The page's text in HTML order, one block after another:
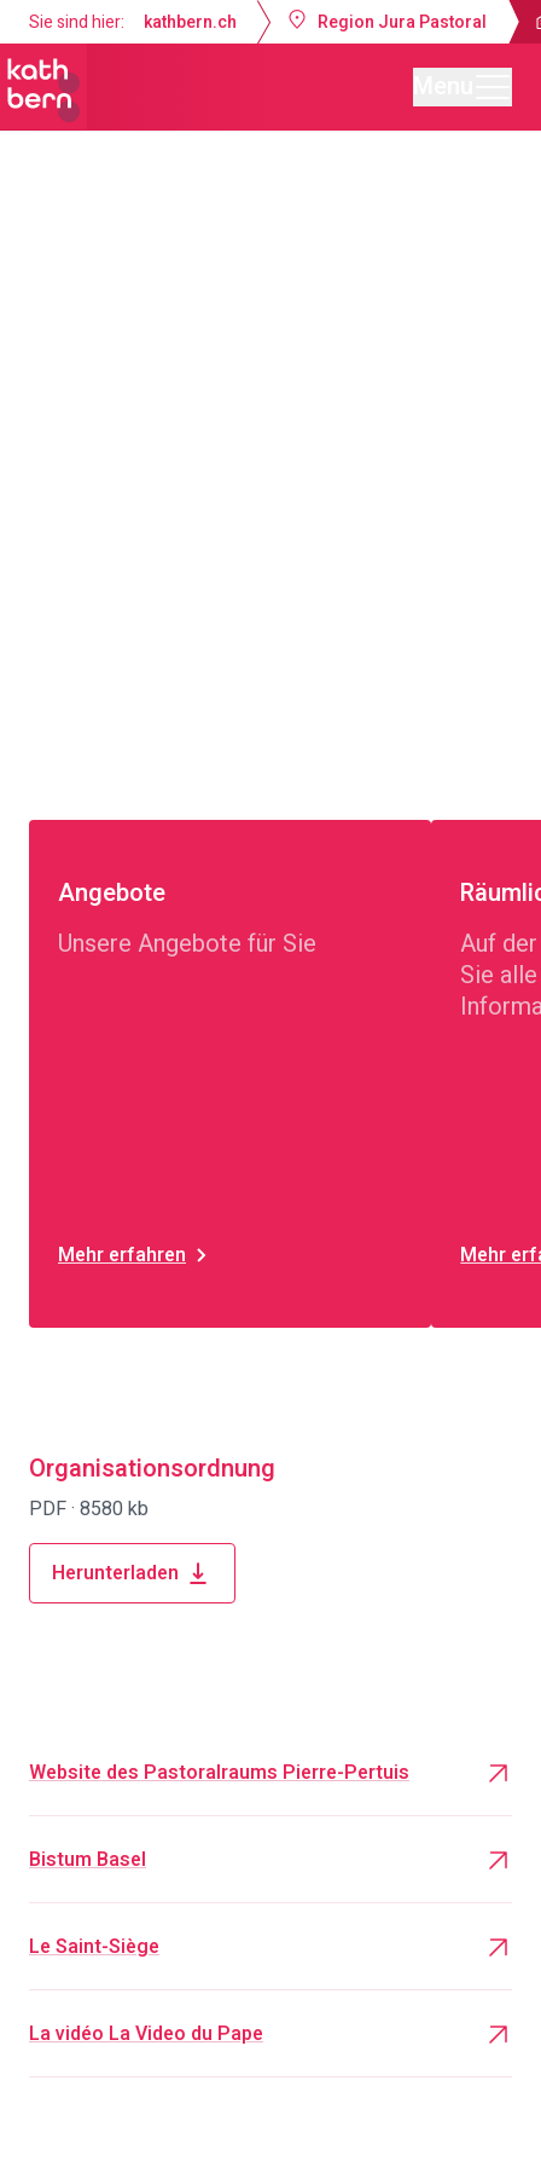
Sie sind hier: kathbern.ch Region Jura Pastoral
Angebote
Unsere Angebote für Sie
Mehr erfahren
Auf
Sie
Mehr
Organisationsordnung
PDF · 8580 kb
Herunterladen
Website des Pastoralraums Pierre-Pertuis
Bistum Basel
Le Saint-Siège
La vidéo La Video du Pape